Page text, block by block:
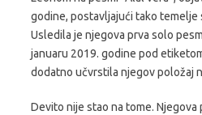
godine, postavljajući tako temelje
Usledila je njegova prva solo
januaru 2019. godine pod
dodatno učvrstila njegov položaj
Devito nije stao na tome. Njegova